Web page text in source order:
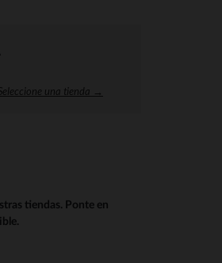
Seleccione una tienda →
tiendas. Ponte en